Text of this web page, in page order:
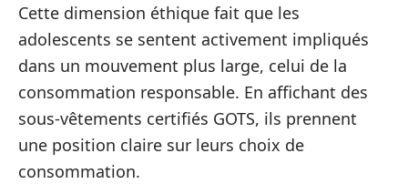
Cette dimension éthique fait que les
adolescents se sentent activement impliqués
dans un mouvement plus large, celui de la
consommation responsable. En affichant des
sous-vêtements certifiés GOTS, ils prennent
une position claire sur leurs choix de
consommation.